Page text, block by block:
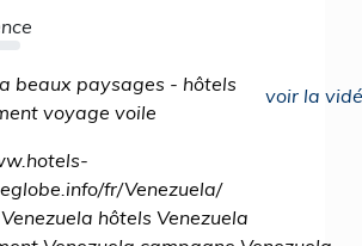
voir la
beaux paysages - hôtels
voyage voile
fr/Venezuela/
hôtels Venezuela